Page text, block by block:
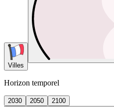
Villes
Horizon temporel
2030 2050
2100